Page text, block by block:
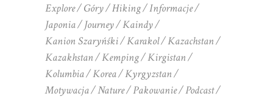
Explore
Góry Hiking
Informacje
Japonia
Journey
Kaindy
Kanion Szaryńśki
Karakol
Kazachstan
Kazakhstan
Kemping
Kirgistan
Kolumbia
Korea
Kyrgyzstan
Motywacja
Nature Pakowanie
Podcast